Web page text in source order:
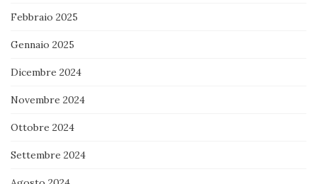
Febbraio 2025
Gennaio 2025
Dicembre 2024
Novembre 2024
Ottobre 2024
Settembre 2024